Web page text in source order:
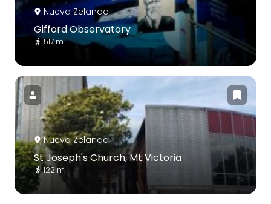
Nueva Zelanda
Gifford Observatory
517 m
Nueva Zelanda
St Joseph's Church, Mt Victoria
122 m